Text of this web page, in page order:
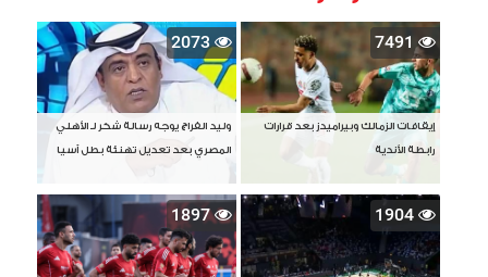
7491
إيقافات الزمالك وبيراميدز بعد قرارات
رابطة الأندية
2073
وليد الفراج يوجه رسالة شكر لـ الأهلي
المصري بعد تعديل تهنئة بطل آسيا
1904
1897